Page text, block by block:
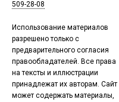
509-28-08
Использование материалов
разрешено только с
предварительного согласия
правообладателей. Все права
на тексты и иллюстрации
принадлежат их авторам. Сайт
может содержать материалы,